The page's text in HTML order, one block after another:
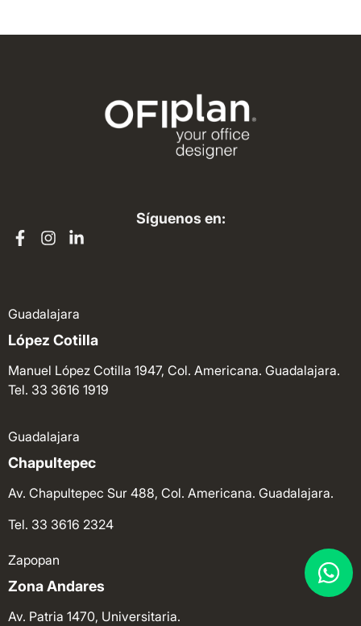
Síguenos en:
Guadalajara
López Cotilla
Manuel López Cotilla 1947, Col. Americana. Guadalajara.
Tel. 33 3616 1919
Guadalajara
Chapultepec
Av. Chapultepec Sur 488, Col. Americana. Guadalajara.
Tel. 33 3616 2324
Zapopan
Zona Andares
Av. Patria 1470, Universitaria.